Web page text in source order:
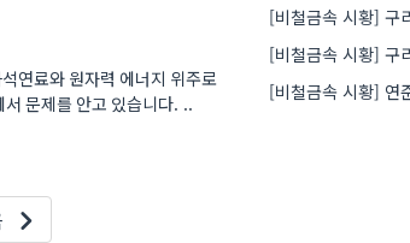
연료와 원자력 에너지 위주로
문제를 안고 있습니다. ..